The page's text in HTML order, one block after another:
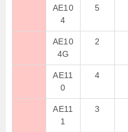
AE10
4
5
AE10
4G
2
AE11
0
4
AE11
1
3